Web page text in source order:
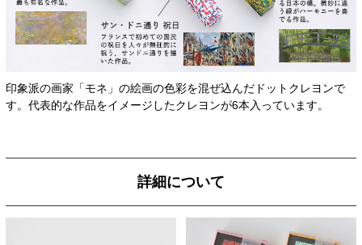
印象派の画家「モネ」の絵画の色彩を混ぜ込んだドットクレヨンで
す。代表的な作品をイメージしたクレヨンが6本入っています。
詳細について